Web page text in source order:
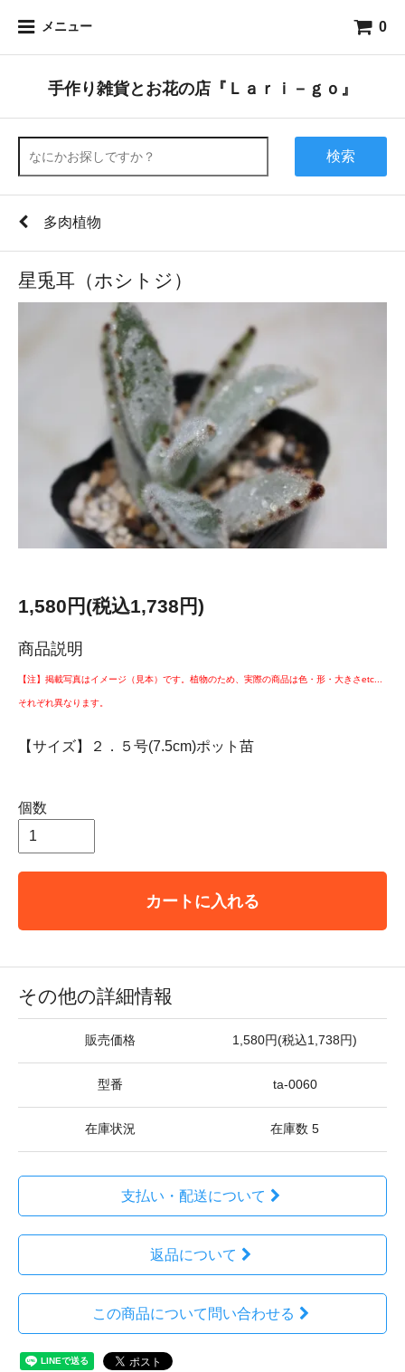
メニュー 0
手作り雑貨とお花の店『Ｌａｒｉ－ｇｏ』
検索
多肉植物
星兎耳（ホシトジ）
1,580円(税込1,738円)
商品説明
【注】掲載写真はイメージ（見本）です。植物のため、実際の商品は色・形・大きさetc...
それぞれ異なります。
【サイズ】２．５号(7.5cm)ポット苗
個数
カートに入れる
その他の詳細情報
販売価格 1,580円(税込1,738円)
型番 ta-0060
在庫状況 在庫数 5
支払い・配送について
返品について
この商品について問い合わせる